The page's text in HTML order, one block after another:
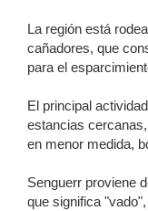
La región está
cañadores, que
para el
El principal
estancias
en menor medida,
Senguerr proviene
que significa